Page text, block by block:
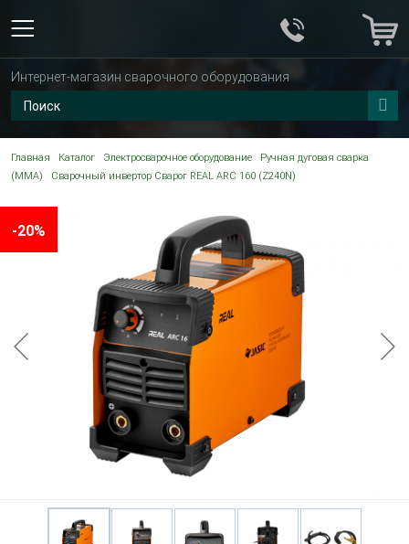
Интернет-магазин сварочного оборудования
Главная Каталог Электросварочное оборудование
Ручная дуговая сварка
(MMA)
Сварочный инвертор Сварог REAL ARC 160 (Z240N)
-20%